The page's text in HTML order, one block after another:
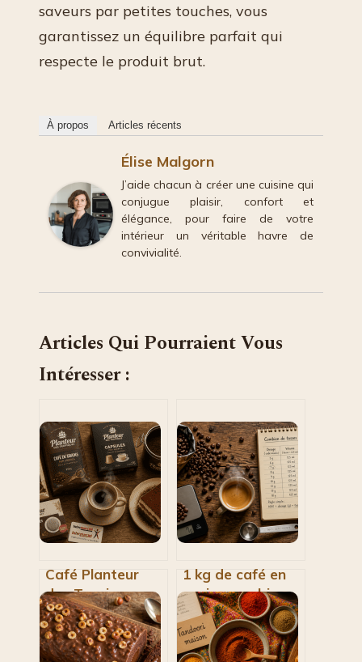
saveurs par petites touches, vous
garantissez un équilibre parfait qui
respecte le produit brut.
À propos Articles récents
Élise Malgorn
J’aide chacun à créer une cuisine qui
conjugue plaisir, confort et
élégance, pour faire de votre
intérieur un véritable havre de
convivialité.
Articles Qui Pourraient Vous
Intéresser :
Café Planteur
des Tropiques :
prix, qualité réelle
et avis sur la
gamme
1 kg de café en
grain : combien
de tasses
pouvez-vous
réellement